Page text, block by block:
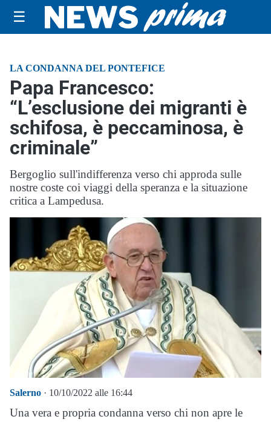
☰
LA CONDANNA DEL PONTEFICE
Papa Francesco:
“L’esclusione dei migranti è
schifosa, è peccaminosa, è
criminale”
Bergoglio sull'indifferenza verso chi approda sulle
nostre coste coi viaggi della speranza e la situazione
critica a Lampedusa.
Salerno · 10/10/2022 alle 16:44
Una vera e propria condanna verso chi non apre le